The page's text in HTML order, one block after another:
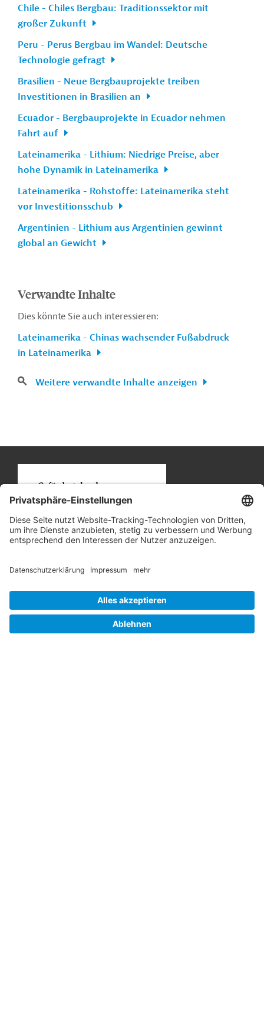
Chile - Chiles Bergbau: Traditionssektor mit
großer Zukunft
Peru - Perus Bergbau im Wandel: Deutsche
Technologie gefragt
Brasilien - Neue Bergbauprojekte treiben
Investitionen in Brasilien an
Ecuador - Bergbauprojekte in Ecuador nehmen
Fahrt auf
Lateinamerika - Lithium: Niedrige Preise, aber
hohe Dynamik in Lateinamerika
Lateinamerika - Rohstoffe: Lateinamerika steht
vor Investitionsschub
Argentinien - Lithium aus Argentinien gewinnt
global an Gewicht
Verwandte Inhalte
Dies könnte Sie auch interessieren:
Lateinamerika - Chinas wachsender Fußabdruck
in Lateinamerika
Weitere verwandte Inhalte anzeigen